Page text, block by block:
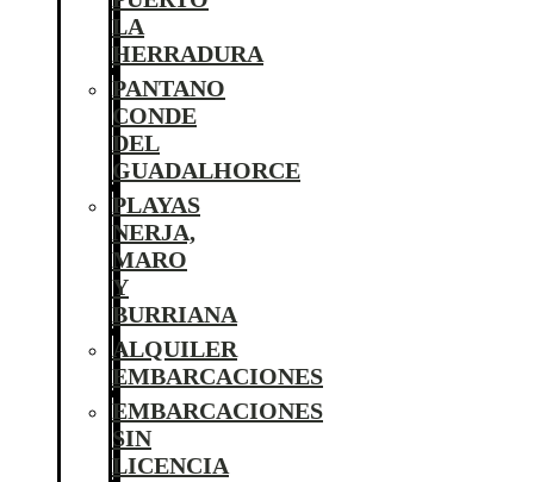
LA
HERRADURA
PANTANO
CONDE
DEL
GUADALHORCE
PLAYAS
NERJA,
MARO
Y
BURRIANA
ALQUILER
EMBARCACIONES
EMBARCACIONES
SIN
LICENCIA